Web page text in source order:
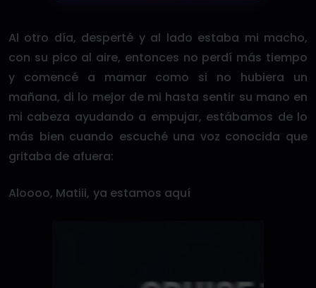
Al otro día, desperté y al lado estaba mi macho,
con su pico al aire, entonces no perdí más tiempo
y comencé a mamar como si no hubiera un
mañana, di lo mejor de mi hasta sentir su mano en
mi cabeza ayudando a empujar, estábamos de lo
más bien cuando escuché una voz conocida que
gritaba de afuera:
Aloooo, Matiii, ya estamos aquí